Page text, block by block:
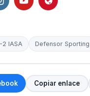
IASA Defensor Sporting
Copiar enlace